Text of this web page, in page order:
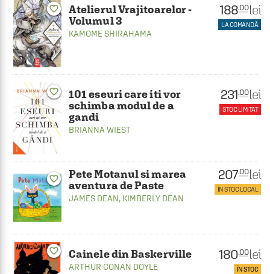
favorite_border
Atelierul Vrajitoarelor -
Volumul 3
KAMOME SHIRAHAMA
188.00 lei
LA COMANDĂ
favorite_border
101 eseuri care iti vor
schimba modul de a
gandi
BRIANNA WIEST
231.00 lei
STOC LIMITAT
favorite_border
Pete Motanul si marea
aventura de Paste
JAMES DEAN, KIMBERLY DEAN
207.00 lei
ÎN STOC LOCAL
favorite_border Cainele din Baskerville
ARTHUR CONAN DOYLE
180.00 lei
ÎN STOC